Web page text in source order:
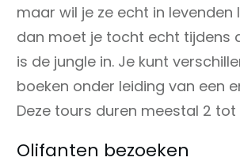
maar wil je ze echt in levenden
dan moet je tocht echt tijdens
is de jungle in. Je kunt
boeken onder leiding van een
Deze tours duren meestal 2 tot
Olifanten bezoeken